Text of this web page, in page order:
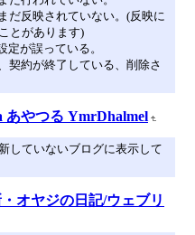
だ反映されていない。(反映に
とがあります)
定が誤っている。
契約が終了している、削除さ
あやつる YmrDhalmel
していないブログに表示して
オヤジの日記/ウェブリ